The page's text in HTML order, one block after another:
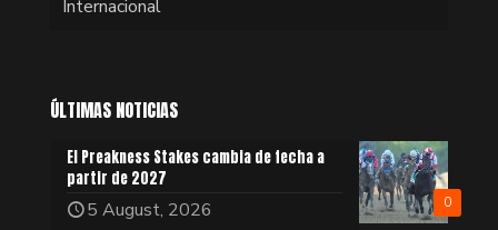
Internacional
ÚLTIMAS NOTICIAS
0
El Preakness Stakes cambia de fecha a
partir de 2027
5 August, 2026